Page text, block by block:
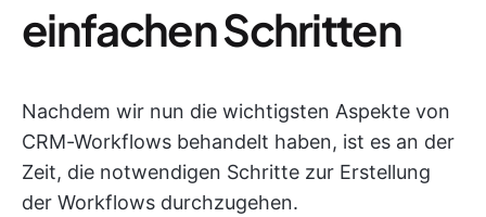
einfachen Schritten
Nachdem wir nun die wichtigsten Aspekte von
CRM-Workflows behandelt haben, ist es an der
Zeit, die notwendigen Schritte zur Erstellung
der Workflows durchzugehen.